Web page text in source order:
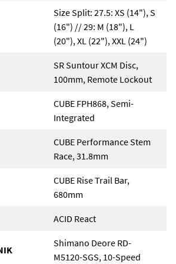
Size Split: 27.5: XS (14"), S
(16") // 29: M (18"), L
(20"), XL (22"), XXL (24")
SR Suntour XCM Disc,
100mm, Remote Lockout
CUBE FPH868, Semi-
Integrated
CUBE Performance Stem
Race, 31.8mm
CUBE Rise Trail Bar,
680mm
ACID React
Shimano Deore RD-
M5120-SGS, 10-Speed